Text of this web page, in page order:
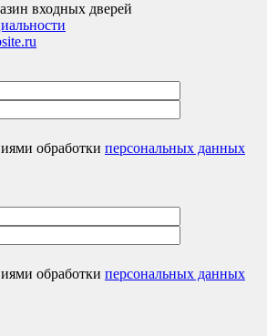
входных дверей
обработки персональных данных
обработки персональных данных